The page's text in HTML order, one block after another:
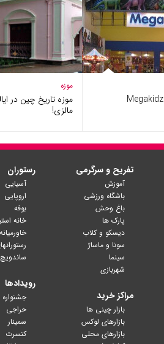
شهربازی مگا کیدز (Megakidz
موزه
موزه تاریخ چین در
مالزی!
تفریح و سرگرمی
آموزش
باشگاه ورزشی
باغ وحش
پارک ها
دیسکو و کلاب
سونا و ماساژ
سینما
شهربازی
مراکز خرید
بازار چینی ها
بازارهای لوکس
بازارهای محلی
رستوران
آسیایی
اروپایی
بوفه
خانه
ساندویچ
رویدادها
جشنواره
حراجی
سمینار
کنسرت